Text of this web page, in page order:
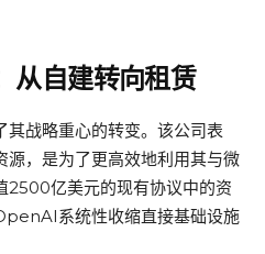
从自建转向租赁
战略重心的转变。该公司表
源，是为了更高效地利用其与微
亿美元的现有协议中的资
系统性收缩直接基础设施